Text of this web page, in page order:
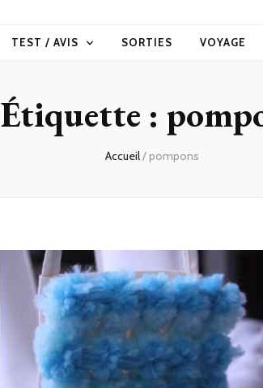
TEST / AVIS SORTIES VOYAGE
Étiquette :
Accueil/ pompons